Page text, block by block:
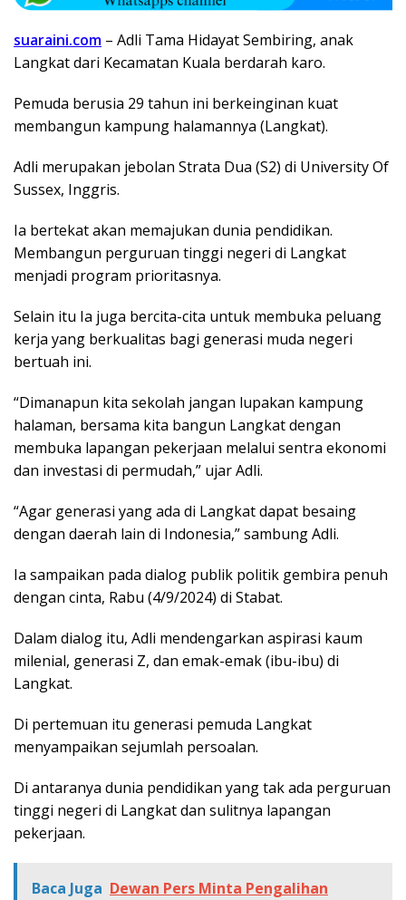
suaraini.com – Adli Tama Hidayat Sembiring, anak
Langkat dari Kecamatan Kuala berdarah karo.
Pemuda berusia 29 tahun ini berkeinginan kuat
membangun kampung halamannya (Langkat).
Adli merupakan jebolan Strata Dua (S2) di University Of
Sussex, Inggris.
Ia bertekat akan memajukan dunia pendidikan.
Membangun perguruan tinggi negeri di Langkat
menjadi program prioritasnya.
Selain itu Ia juga bercita-cita untuk membuka peluang
kerja yang berkualitas bagi generasi muda negeri
bertuah ini.
“Dimanapun kita sekolah jangan lupakan kampung
halaman, bersama kita bangun Langkat dengan
membuka lapangan pekerjaan melalui sentra ekonomi
dan investasi di permudah,” ujar Adli.
“Agar generasi yang ada di Langkat dapat besaing
dengan daerah lain di Indonesia,” sambung Adli.
Ia sampaikan pada dialog publik politik gembira penuh
dengan cinta, Rabu (4/9/2024) di Stabat.
Dalam dialog itu, Adli mendengarkan aspirasi kaum
milenial, generasi Z, dan emak-emak (ibu-ibu) di
Langkat.
Di pertemuan itu generasi pemuda Langkat
menyampaikan sejumlah persoalan.
Di antaranya dunia pendidikan yang tak ada perguruan
tinggi negeri di Langkat dan sulitnya lapangan
pekerjaan.
Baca Juga Dewan Pers Minta Pengalihan